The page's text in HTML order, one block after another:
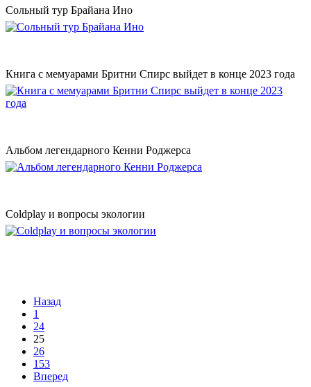
Сольный тур Брайана Ино
Книга с мемуарами Бритни Спирс выйдет в конце 2023 года
Альбом легендарного Кенни Роджерса
Coldplay и вопросы экологии
Назад
1
24
25
26
153
Вперед